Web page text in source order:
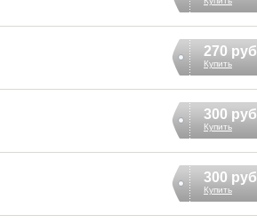
270 руб
Купить
300 руб
Купить
300 руб
Купить